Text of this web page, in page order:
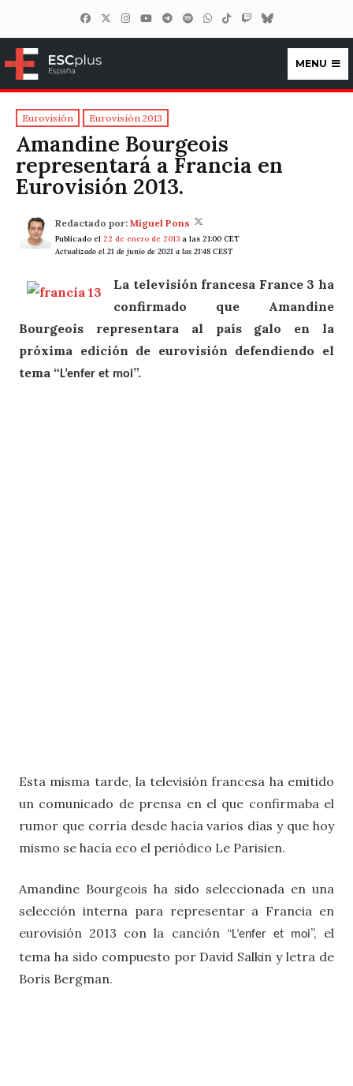
ESCplus España
MENU
Eurovisión Eurovisión 2013
Amandine Bourgeois
representará a Francia en
Eurovisión 2013.
Redactado por: Miguel Pons
Publicado el 22 de enero de 2013 a las 21:00 CET
Actualizado el 21 de junio de 2021 a las 21:48 CEST
La televisión francesa France 3 ha
confirmado que Amandine
Bourgeois representara al país galo en la
próxima edición de eurovisión defendiendo el
tema “L’enfer et moi”.
Esta misma tarde, la televisión francesa ha emitido
un comunicado de prensa en el que confirmaba el
rumor que corría desde hacía varios días y que hoy
mismo se hacía eco el periódico Le Parisien.
Amandine Bourgeois ha sido seleccionada en una
selección interna para representar a Francia en
eurovisión 2013 con la canción “L’enfer et moi”, el
tema ha sido compuesto por David Salkin y letra de
Boris Bergman.